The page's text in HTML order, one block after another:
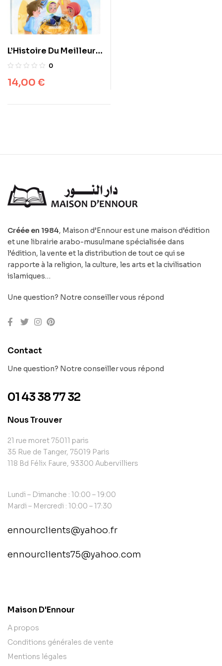
L’Histoire Du Meilleur
Des Hommes: Le
Collection Sira
0
14,00 €
Créée en 1984, Maison d’Ennour est une maison d’édition
et une librairie arabo-musulmane spécialisée dans
l’édition, la vente et la distribution de tout ce qui se
rapporte à la religion, la culture, les arts et la civilisation
islamiques…
Une question? Notre conseiller vous répond
Contact
Une question? Notre conseiller vous répond
01 43 38 77 32
Nous Trouver
21 rue moret 75011 paris
35 Rue de Tanger, 75019 Paris
118 Bd Félix Faure, 93300 Aubervilliers
Lundi – Dimanche : 10:00 – 19:00
Mardi – Mercredi : 10:00 – 17:30
ennourclients@yahoo.fr
ennourclients75@yahoo.com
Maison D'Ennour
A propos
Conditions générales de vente
Mentions légales